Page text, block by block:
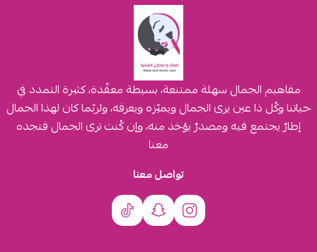
مفاهيم الجمال سهلة ممتنعة، بسيطة معقّدة، كثيرة التمدد في
حياتنا وكُل ذا عين يرى الجمال ويميّزه ويعرفه، ولربّما كان لهذا الجمال
إطارٌ يجتمع فيه ومصدرٌ يؤخذ منه، وإن كُنت ترى الجمال فتجده
معنا
تواصل معنا